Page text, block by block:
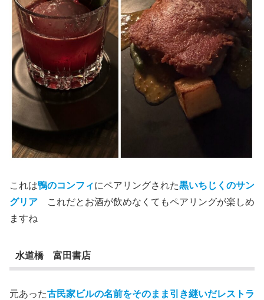
これは鴨のコンフィにペアリングされた黒いちじくのサン
グリア これだとお酒が飲めなくてもペアリングが楽しめ
ますね
水道橋 富田書店
元あった古民家ビルの名前をそのまま引き継いだレストラ